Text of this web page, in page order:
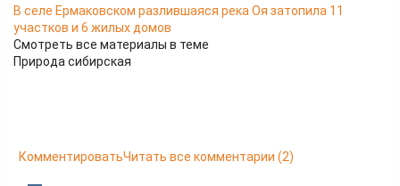
В селе Ермаковском разлившаяся река Оя затопила 11
участков и 6 жилых домов
Смотреть все материалы в теме
Природа сибирская
КомментироватьЧитать все комментарии (2)